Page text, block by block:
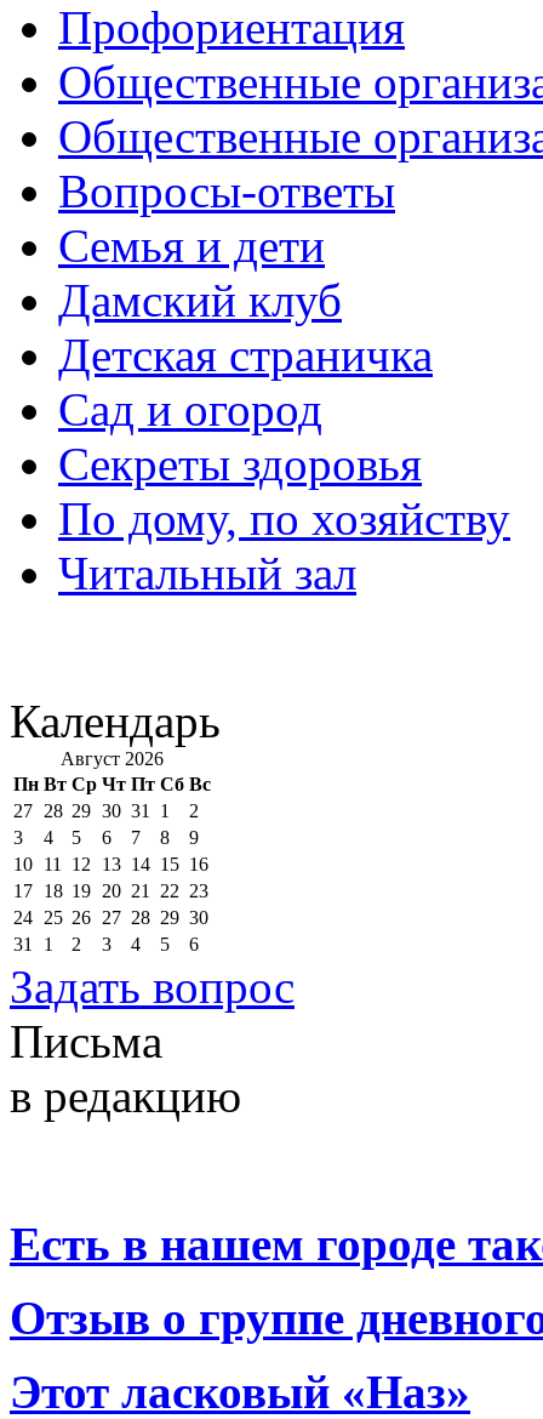
Профориентация
Общественные
Общественные
Вопросы-ответы
Семья и дети
Дамский клуб
Детская страничка
Сад и огород
Секреты здоровья
По дому, по хозяйству
Читальный зал
Календарь
Август 2026
Пн Вт Ср Чт Пт Сб Вс
27 28 29 30 31 1
2
3
4 5 6 7 8
9
10 11 12 13 14 15 16
17 18 19 20 21 22 23
24 25 26 27 28 29 30
31
1 2 3 4 5 6
Задать вопрос
Письма
в редакцию
Есть в нашем городе
Отзыв о группе
Этот ласковый «Наз»